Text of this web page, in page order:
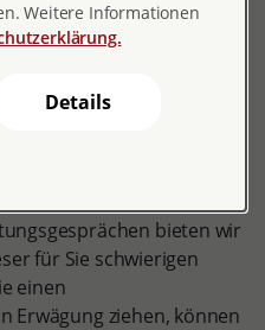
Beratungsstelle nach
beraten wir Sie
anonym.
bieten wir
für Sie schwierigen
einen
Erwägung ziehen, können
Weitere Informationen
Details